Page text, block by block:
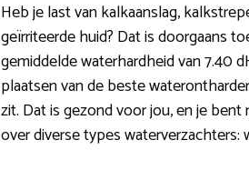
Heb je last van kalkaanslag,
geïrriteerde huid? Dat is doorgaans
gemiddelde waterhardheid van 7.40
plaatsen van de beste
zit. Dat is gezond voor jou, en je
over diverse types